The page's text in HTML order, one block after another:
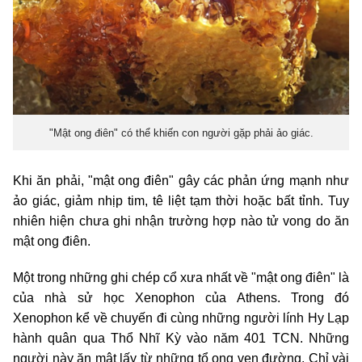
"Mật ong điên" có thể khiến con người gặp phải ảo giác.
Khi ăn phải, "mật ong điên" gây các phản ứng mạnh như
ảo giác, giảm nhịp tim, tê liệt tạm thời hoặc bất tỉnh. Tuy
nhiên hiện chưa ghi nhận trường hợp nào tử vong do ăn
mật ong điên.
Một trong những ghi chép cổ xưa nhất về "mật ong điên" là
của nhà sử học Xenophon của Athens. Trong đó
Xenophon kể về chuyến đi cùng những người lính Hy Lạp
hành quân qua Thổ Nhĩ Kỳ vào năm 401 TCN. Những
người này ăn mật lấy từ những tổ ong ven đường. Chỉ vài